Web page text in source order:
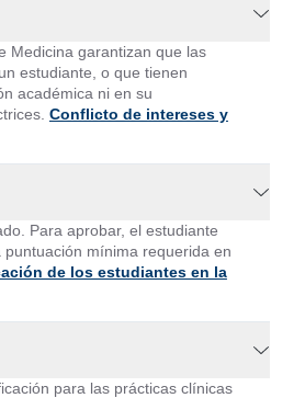
Medicina garantizan que las
estudiante, o que tienen
académica ni en su
Conflicto de intereses y
Para aprobar, el estudiante
mínima requerida en
de los estudiantes en la
para las prácticas clínicas